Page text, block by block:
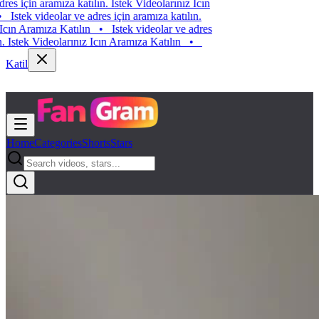
aramıza katılın. Istek Videolarınız Icın
videolar ve adres için aramıza katılın.
Aramıza Katılın•
Istek videolar ve adres
Videolarınız Icın Aramıza Katılın•
Katil
HomeCategoriesShortsStars